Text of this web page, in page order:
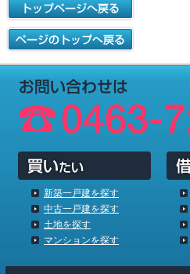
新築一戸建を探す
中古一戸建を探す
土地を探す
マンションを探す